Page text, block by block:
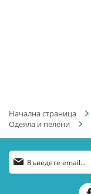
Начална страница
Одеяла и пелени
Абонирай
се